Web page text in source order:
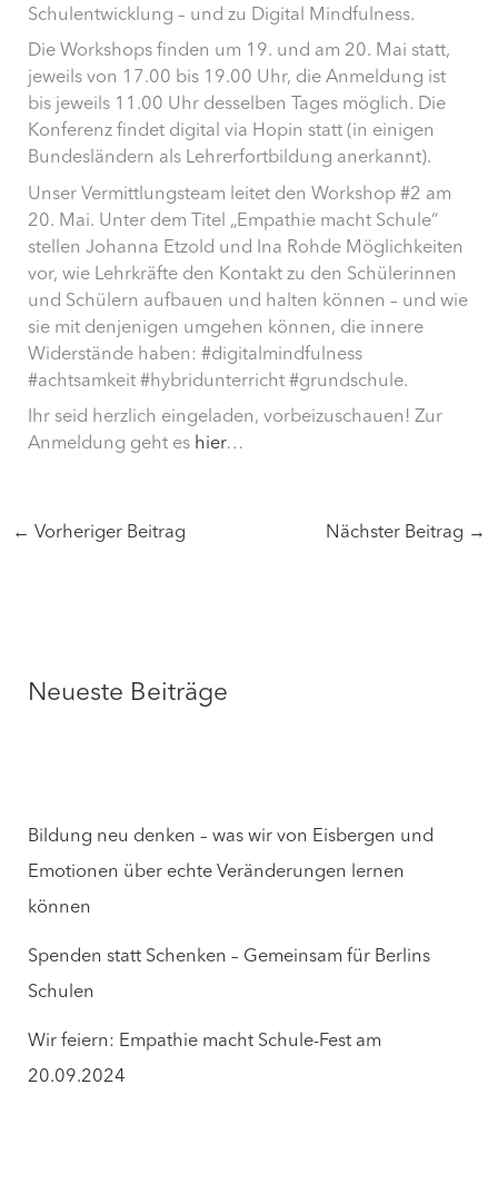
Schulentwicklung – und zu Digital Mindfulness.
Die Workshops finden um 19. und am 20. Mai statt,
jeweils von 17.00 bis 19.00 Uhr, die Anmeldung ist
bis jeweils 11.00 Uhr desselben Tages möglich. Die
Konferenz findet digital via Hopin statt (in einigen
Bundesländern als Lehrerfortbildung anerkannt).
Unser Vermittlungsteam leitet den Workshop #2 am
20. Mai. Unter dem Titel „Empathie macht Schule“
stellen Johanna Etzold und Ina Rohde Möglichkeiten
vor, wie Lehrkräfte den Kontakt zu den Schülerinnen
und Schülern aufbauen und halten können – und wie
sie mit denjenigen umgehen können, die innere
Widerstände haben: #digitalmindfulness
#achtsamkeit #hybridunterricht #grundschule.
Ihr seid herzlich eingeladen, vorbeizuschauen! Zur
Anmeldung geht es hier…
← Vorheriger Beitrag Nächster Beitrag →
Neueste Beiträge
Bildung neu denken – was wir von Eisbergen und
Emotionen über echte Veränderungen lernen
können
Spenden statt Schenken – Gemeinsam für Berlins
Schulen
Wir feiern: Empathie macht Schule-Fest am
20.09.2024